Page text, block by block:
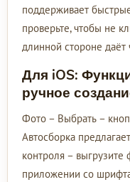
поддерживает
проверьте, чтобы не
длинной стороне даёт
Для iOS:
ручное
Фото – Выбрать –
Автосборка
контроля – выгрузите
приложении со